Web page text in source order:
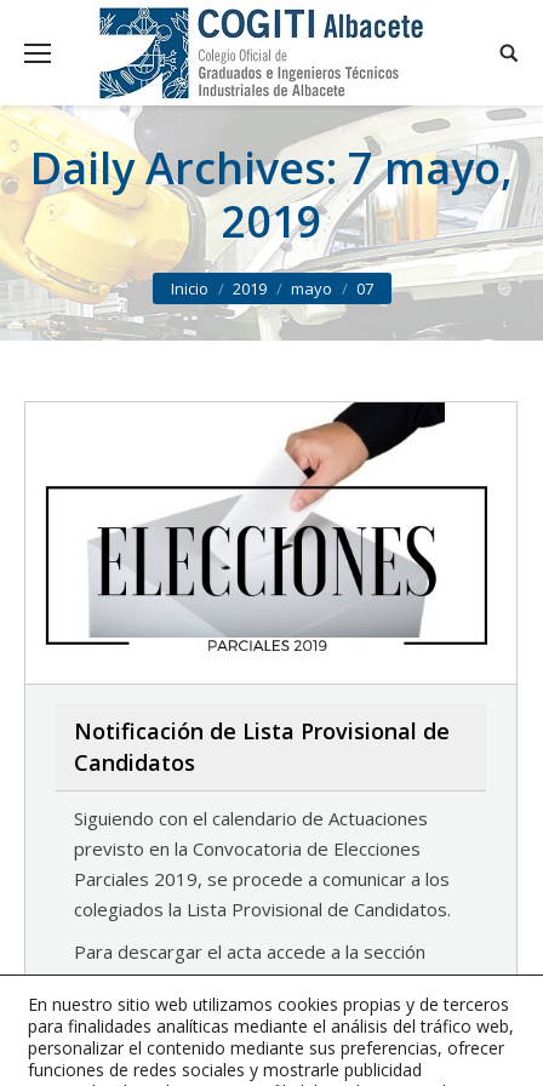
Daily Archives:7 mayo,
2019
You are here:
Inicio 2019 mayo 07
Notificación de Lista Provisional de
Candidatos
Siguiendo con el calendario de Actuaciones
previsto en la Convocatoria de Elecciones
Parciales 2019, se procede a comunicar a los
colegiados la Lista Provisional de Candidatos.
Para descargar el acta accede a la sección
habilitada (sólo para colegiados) a las
Elecciones Parciales 2019
7 mayo, 2019 Noticias By Prueba WooComerce
En nuestro sitio web utilizamos cookies propias y de terceros
para finalidades analíticas mediante el análisis del tráfico web,
personalizar el contenido mediante sus preferencias, ofrecer
funciones de redes sociales y mostrarle publicidad